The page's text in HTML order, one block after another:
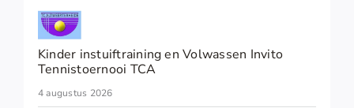
Kinder instuiftraining en Volwassen Invito
Tennistoernooi TCA
4 augustus 2026